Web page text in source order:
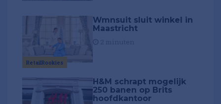
RetailRookies
Wmnsuit sluit winkel in
Maastricht
H&M schrapt mogelijk
250 banen op Brits
hoofdkantoor